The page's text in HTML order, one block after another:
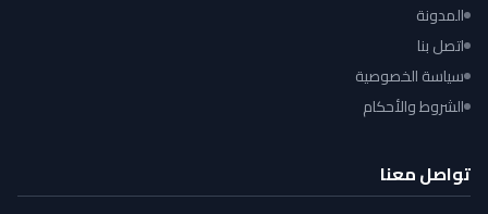
المدونة
اتصل بنا
سياسة الخصوصية
الشروط والأحكام
تواصل معنا